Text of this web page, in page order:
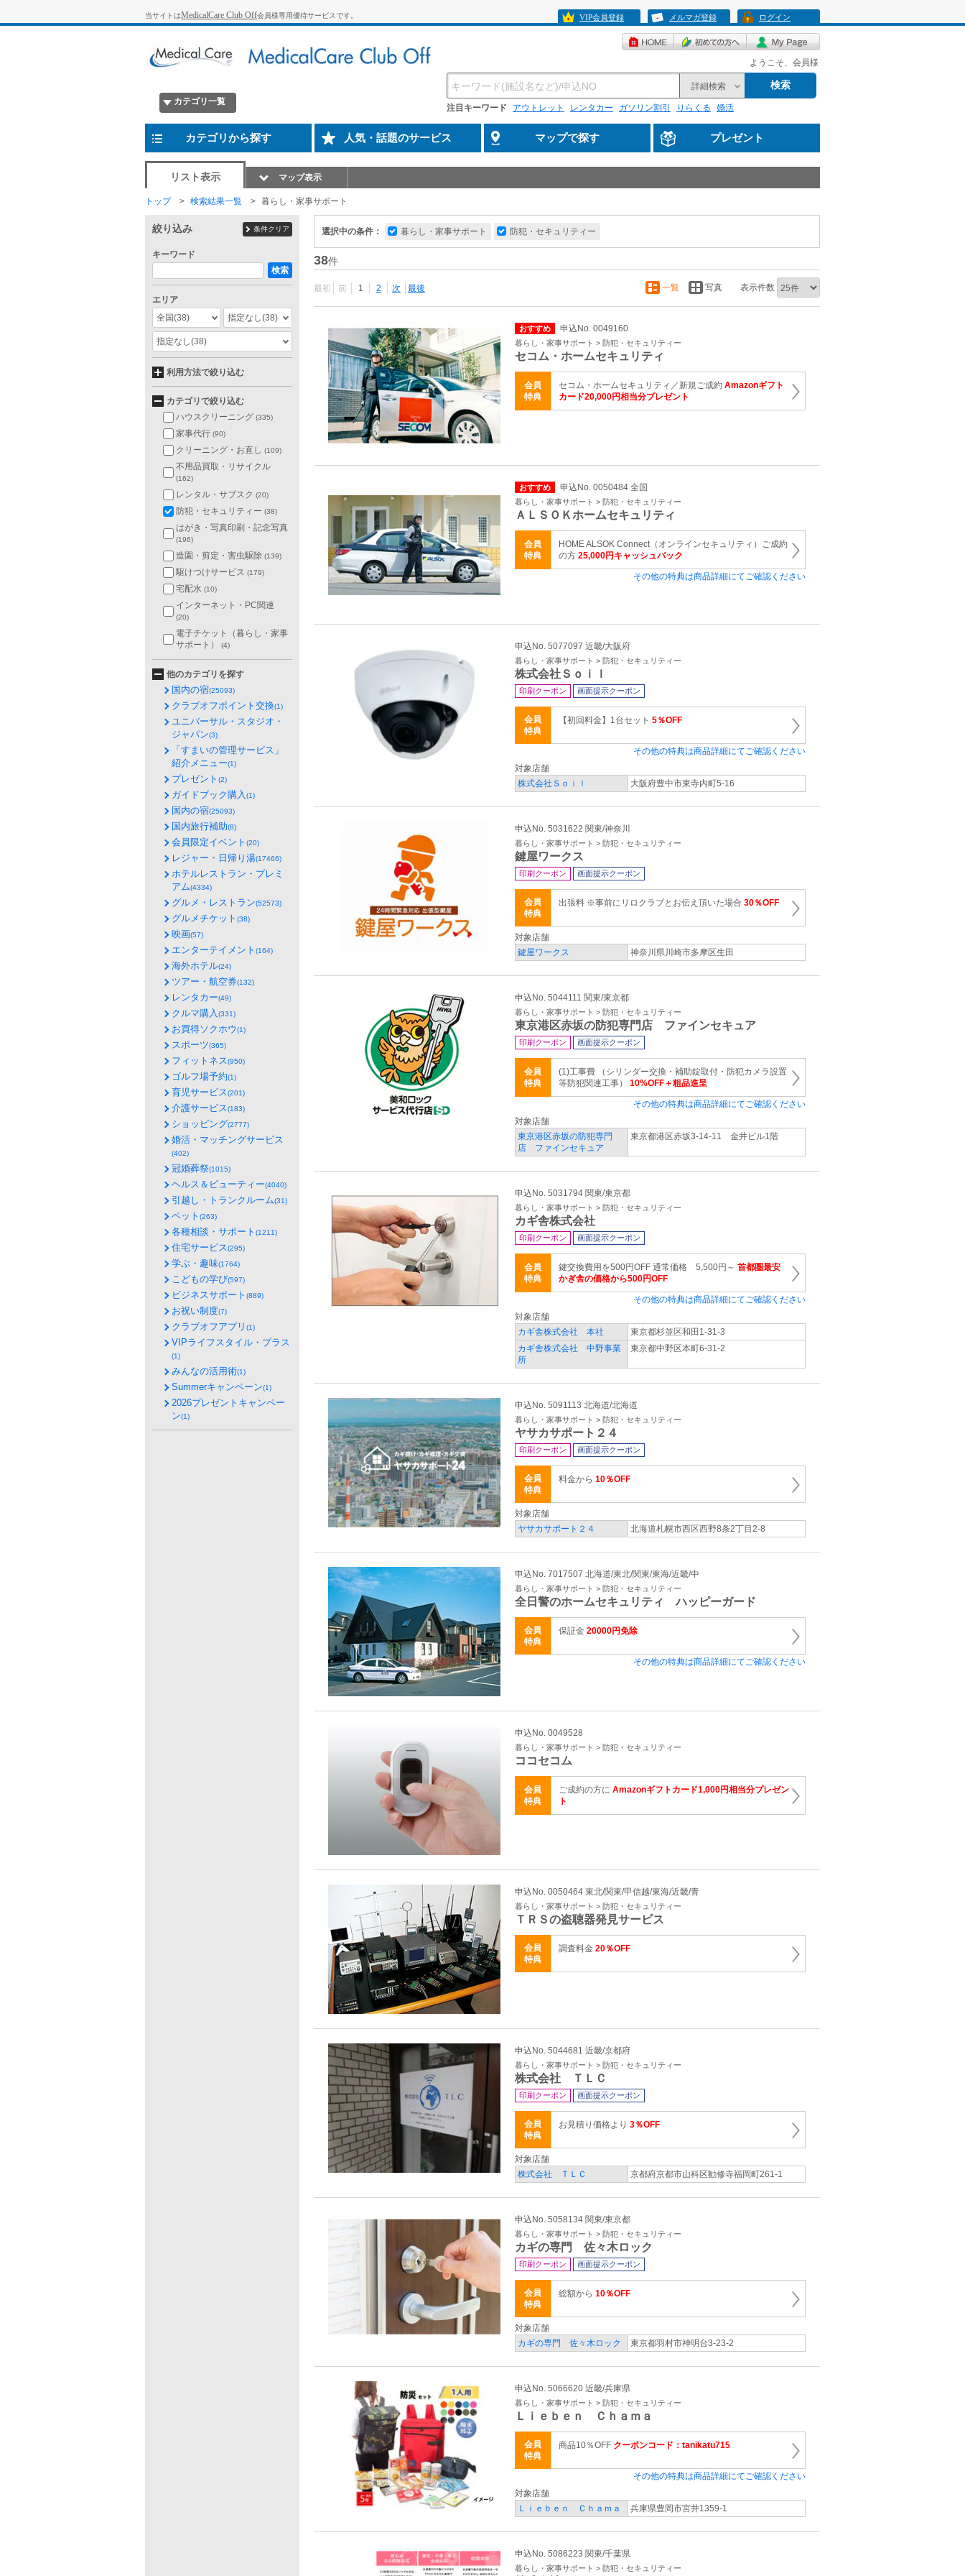
当サイトはMedicalCare Club Off会員様専用優待サービスです。 VIP会員登録 メルマガ登録 ログイン
ようこそ、会員様
カテゴリ一覧
詳細検索 検索
注目キーワード アウトレット レンタカー ガソリン割引 りらくる 婚活
カテゴリから探す 人気・話題のサービス マップで探す プレゼント
リスト表示 マップ表示
トップ 検索結果一覧 暮らし・家事サポート
選択中の条件： 暮らし・家事サポート 防犯・セキュリティー
38件
最初 前 1 2 次 最後 一覧 写真 表示件数
おすすめ 申込No. 0049160
暮らし・家事サポート > 防犯・セキュリティー
セコム・ホームセキュリティ
会員
特典
セコム・ホームセキュリティ／新規ご成約 Amazonギフト
カード20,000円相当分プレゼント
おすすめ 申込No. 0050484 全国
暮らし・家事サポート > 防犯・セキュリティー
ＡＬＳＯＫホームセキュリティ
会員
特典
HOME ALSOK Connect（オンラインセキュリティ）ご成約
の方 25,000円キャッシュバック
その他の特典は商品詳細にてご確認ください
申込No. 5077097 近畿/大阪府
暮らし・家事サポート > 防犯・セキュリティー
株式会社Ｓｏｉｌ
印刷クーポン 画面提示クーポン
会員
特典
【初回料金】1台セット 5％OFF
その他の特典は商品詳細にてご確認ください
対象店舗
株式会社Ｓｏｉｌ
大阪府豊中市東寺内町5-16
申込No. 5031622 関東/神奈川
暮らし・家事サポート > 防犯・セキュリティー
鍵屋ワークス
印刷クーポン 画面提示クーポン
会員
特典
出張料 ※事前にリロクラブとお伝え頂いた場合 30％OFF
対象店舗
鍵屋ワークス
神奈川県川崎市多摩区生田
申込No. 5044111 関東/東京都
暮らし・家事サポート > 防犯・セキュリティー
東京港区赤坂の防犯専門店 ファインセキュア
印刷クーポン 画面提示クーポン
会員
特典
(1)工事費 （シリンダー交換・補助錠取付・防犯カメラ設置
等防犯関連工事） 10%OFF＋粗品進呈
その他の特典は商品詳細にてご確認ください
対象店舗
東京港区赤坂の防犯専門
店 ファインセキュア
東京都港区赤坂3-14-11 金井ビル1階
申込No. 5031794 関東/東京都
暮らし・家事サポート > 防犯・セキュリティー
カギ舎株式会社
印刷クーポン 画面提示クーポン
会員
特典
鍵交換費用を500円OFF 通常価格 5,500円～ 首都圏最安
かぎ舎の価格から500円OFF
その他の特典は商品詳細にてご確認ください
対象店舗
カギ舎株式会社 本社
東京都杉並区和田1-31-3
カギ舎株式会社 中野事業
所
東京都中野区本町6-31-2
申込No. 5091113 北海道/北海道
暮らし・家事サポート > 防犯・セキュリティー
ヤサカサポート２４
印刷クーポン 画面提示クーポン
会員
特典
料金から 10％OFF
対象店舗
ヤサカサポート２４
北海道札幌市西区西野8条2丁目2-8
申込No. 7017507 北海道/東北/関東/東海/近畿/中
暮らし・家事サポート > 防犯・セキュリティー
全日警のホームセキュリティ ハッピーガード
会員
特典
保証金 20000円免除
その他の特典は商品詳細にてご確認ください
申込No. 0049528
暮らし・家事サポート > 防犯・セキュリティー
ココセコム
会員
特典
ご成約の方に Amazonギフトカード1,000円相当分プレゼン
ト
申込No. 0050464 東北/関東/甲信越/東海/近畿/青
暮らし・家事サポート > 防犯・セキュリティー
ＴＲＳの盗聴器発見サービス
会員
特典
調査料金 20％OFF
申込No. 5044681 近畿/京都府
暮らし・家事サポート > 防犯・セキュリティー
株式会社 ＴＬＣ
印刷クーポン 画面提示クーポン
会員
特典
お見積り価格より 3％OFF
対象店舗
株式会社 ＴＬＣ
京都府京都市山科区勧修寺福岡町261-1
申込No. 5058134 関東/東京都
暮らし・家事サポート > 防犯・セキュリティー
カギの専門 佐々木ロック
印刷クーポン 画面提示クーポン
会員
特典
総額から 10％OFF
対象店舗
カギの専門 佐々木ロック
東京都羽村市神明台3-23-2
申込No. 5066620 近畿/兵庫県
暮らし・家事サポート > 防犯・セキュリティー
Ｌｉｅｂｅｎ Ｃｈａｍａ
会員
特典
商品10％OFF クーポンコード：tanikatu715
その他の特典は商品詳細にてご確認ください
対象店舗
Ｌｉｅｂｅｎ Ｃｈａｍａ
兵庫県豊岡市宮井1359-1
申込No. 5086223 関東/千葉県
暮らし・家事サポート > 防犯・セキュリティー
絞り込み 条件クリア
キーワード
検索
エリア
全国(38) 指定なし(38)
指定なし(38)
利用方法で絞り込む
カテゴリで絞り込む
ハウスクリーニング (335)
家事代行 (90)
クリーニング・お直し (109)
不用品買取・リサイクル
(162)
レンタル・サブスク (20)
防犯・セキュリティー (38)
はがき・写真印刷・記念写真
(196)
造園・剪定・害虫駆除 (139)
駆けつけサービス (179)
宅配水 (10)
インターネット・PC関連
(20)
電子チケット（暮らし・家事
サポート）
(4)
他のカテゴリを探す
国内の宿(25093)
クラブオフポイント交換(1)
ユニバーサル・スタジオ・
ジャパン(3)
「すまいの管理サービス」
紹介メニュー(1)
プレゼント (2)
ガイドブック購入(1)
国内の宿(25093)
国内旅行補助(8)
会員限定イベント (20)
レジャー・日帰り湯(17466)
ホテルレストラン・プレミ
アム(4334)
グルメ・レストラン(52573)
グルメチケット (38)
映画(57)
エンターテイメント (164)
海外ホテル(24)
ツアー・航空券(132)
レンタカー(49)
クルマ購入(331)
お買得ソクホウ(1)
スポーツ(365)
フィットネス(950)
ゴルフ場予約(1)
育児サービス(201)
介護サービス(183)
ショッピング(2777)
婚活・マッチングサービス
(402)
冠婚葬祭(1015)
ヘルス＆ビューティー(4040)
引越し・トランクルーム(31)
ペット (263)
各種相談・サポート (1211)
住宅サービス(295)
学ぶ・趣味(1764)
こどもの学び(597)
ビジネスサポート (889)
お祝い制度(7)
クラブオフアプリ (1)
VIPライフスタイル・プラス
(1)
みんなの活用術(1)
Summerキャンペーン(1)
2026プレゼントキャンペー
ン(1)